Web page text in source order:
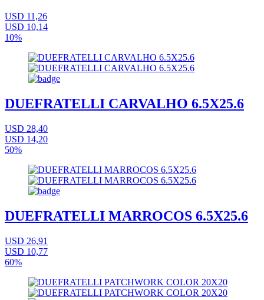
USD 11,26
USD 10,14
10%
DUEFRATELLI CARVALHO 6.5X25.6
USD 28,40
USD 14,20
50%
DUEFRATELLI MARROCOS 6.5X25.6
USD 26,91
USD 10,77
60%